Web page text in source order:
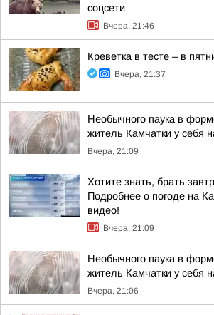
соцсети
Вчера, 21:46
Креветка в тесте – в
Вчера, 21:37
Необычного паука в
житель Камчатки у себя
Вчера, 21:09
Хотите знать, брать
Подробнее о погоде на
видео!
Вчера, 21:09
Необычного паука в
житель Камчатки у себя
Вчера, 21:06